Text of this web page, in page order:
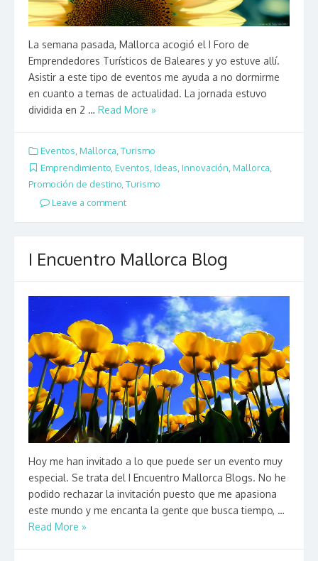
La semana pasada, Mallorca acogió el I Foro de
Emprendedores Turísticos de Baleares y yo estuve allí.
Asistir a este tipo de eventos me ayuda a no dormirme
en cuanto a temas de actualidad. La jornada estuvo
dividida en 2 … Read More »
Eventos, Mallorca, Turismo
Emprendimiento Eventos Ideas Innovación Mallorca
Promoción de destino Turismo
Leave a comment
I Encuentro Mallorca Blog
Hoy me han invitado a lo que puede ser un evento muy
especial. Se trata del I Encuentro Mallorca Blogs. No he
podido rechazar la invitación puesto que me apasiona
este mundo y me encanta la gente que busca tiempo, …
Read More »